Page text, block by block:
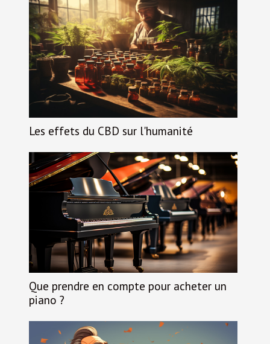
Les effets du CBD sur l'humanité
Que prendre en compte pour acheter un
piano ?